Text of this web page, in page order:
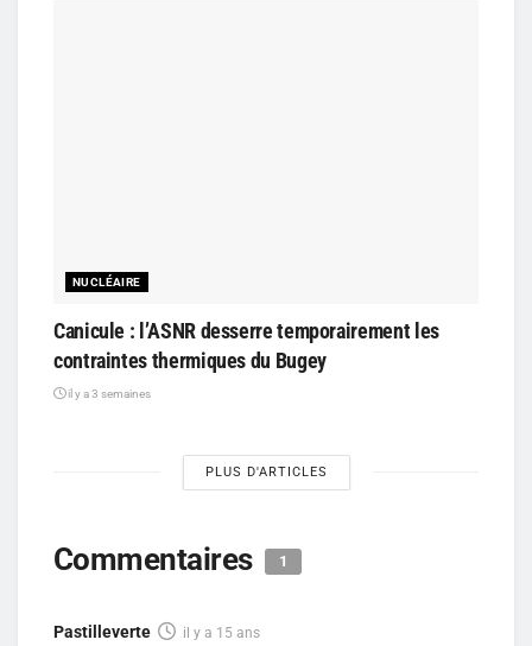
NUCLÉAIRE
Canicule : l’ASNR desserre temporairement les
contraintes thermiques du Bugey
il y a 3 semaines
PLUS D'ARTICLES
Commentaires 1
Pastilleverte il y a 15 ans